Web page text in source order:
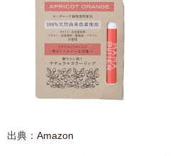
出典： Amazon